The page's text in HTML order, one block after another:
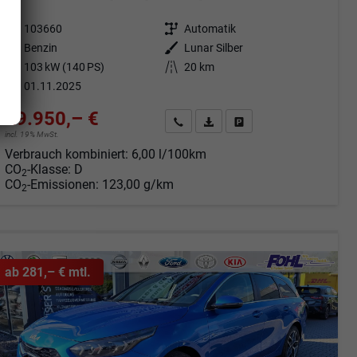
103660 Getriebe Automatik
Benzin Außenfarbe
Lunar Silber
103 kW (140 PS) Kilometerstand 20 km
01.11.2025
29.950,– €
incl. 19% MwSt.
Angebot anfordern
Fahrzeugexpose (PDF)
Fahrzeug parken
Verbrauch kombiniert: 6,00 l/100km
CO2-Klasse: D
CO2-Emissionen: 123,00 g/km
ab 281,– € mtl.